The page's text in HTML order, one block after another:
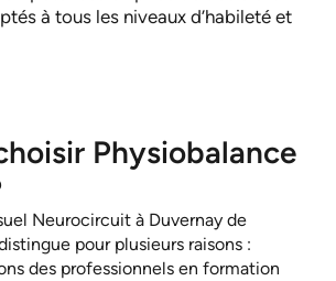
à tous les niveaux d’habileté et
Physiobalance
Neurocircuit à Duvernay de
pour plusieurs raisons :
des professionnels en formation